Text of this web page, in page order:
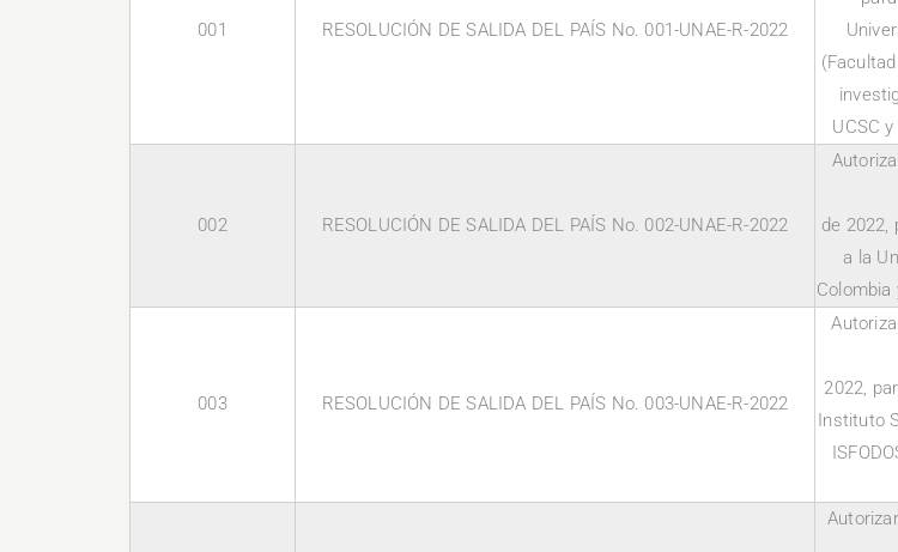
001 RESOLUCIÓN DE SALIDA DEL PAÍS No. 001-UNAE-R-2022
UCSC
002 RESOLUCIÓN DE SALIDA DEL PAÍS No. 002-UNAE-R-2022
de 2022,
a la
Colombia
003 RESOLUCIÓN DE SALIDA DEL PAÍS No. 003-UNAE-R-2022
2022,
Instituto